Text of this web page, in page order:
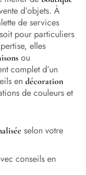
d’objets. À
de services
pour particuliers
elles
ou
complet d’un
en décoration
de couleurs et
selon votre
conseils en